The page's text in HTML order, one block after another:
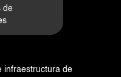
de
infraestructura de